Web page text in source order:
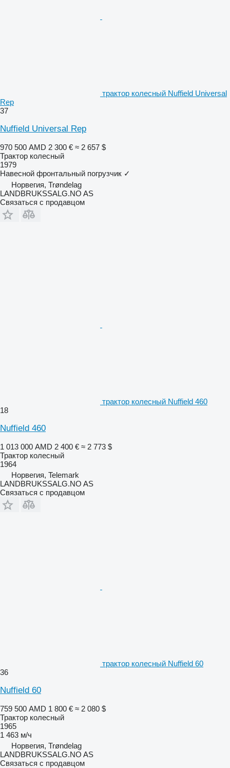
трактор колесный Nuffield Universal
Rep
37
Nuffield Universal Rep
970 500 AMD 2 300 € ≈ 2 657 $
Трактор колесный
1979
Навесной фронтальный погрузчик ✓
Норвегия, Trøndelag
LANDBRUKSSALG.NO AS
Связаться с продавцом
трактор колесный Nuffield 460
18
Nuffield 460
1 013 000 AMD 2 400 € ≈ 2 773 $
Трактор колесный
1964
Норвегия, Telemark
LANDBRUKSSALG.NO AS
Связаться с продавцом
трактор колесный Nuffield 60
36
Nuffield 60
759 500 AMD 1 800 € ≈ 2 080 $
Трактор колесный
1965
1 463 м/ч
Норвегия, Trøndelag
LANDBRUKSSALG.NO AS
Связаться с продавцом